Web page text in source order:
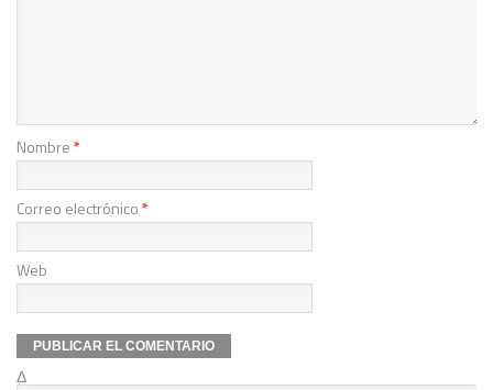
Nombre*
Correo electrónico*
Web
Δ